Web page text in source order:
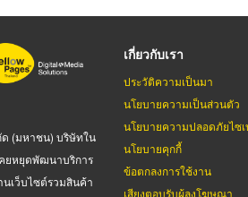
ด (มหาชน) บริษัทใน
คยหยุดพัฒนาบริการ
เว็บไซต์รวมสินค้า
เกี่ยวกับเรา
ประวัติความเป็นมา
นโยบายความเป็นส่วนตัว
นโยบายความปลอดภัยไซเ
นโยบายคุกกี้
ข้อตกลงการใช้งาน
เสียงตอบรับผู้ลงโฆษณา